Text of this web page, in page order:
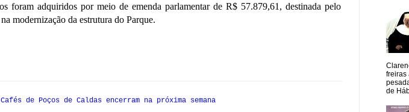
foram adquiridos por meio de emenda parlamentar de R$ 57.879,61, destinada pelo
modernização da estrutura do Parque.
de Poços de Caldas encerram na próxima semana
freiras
de